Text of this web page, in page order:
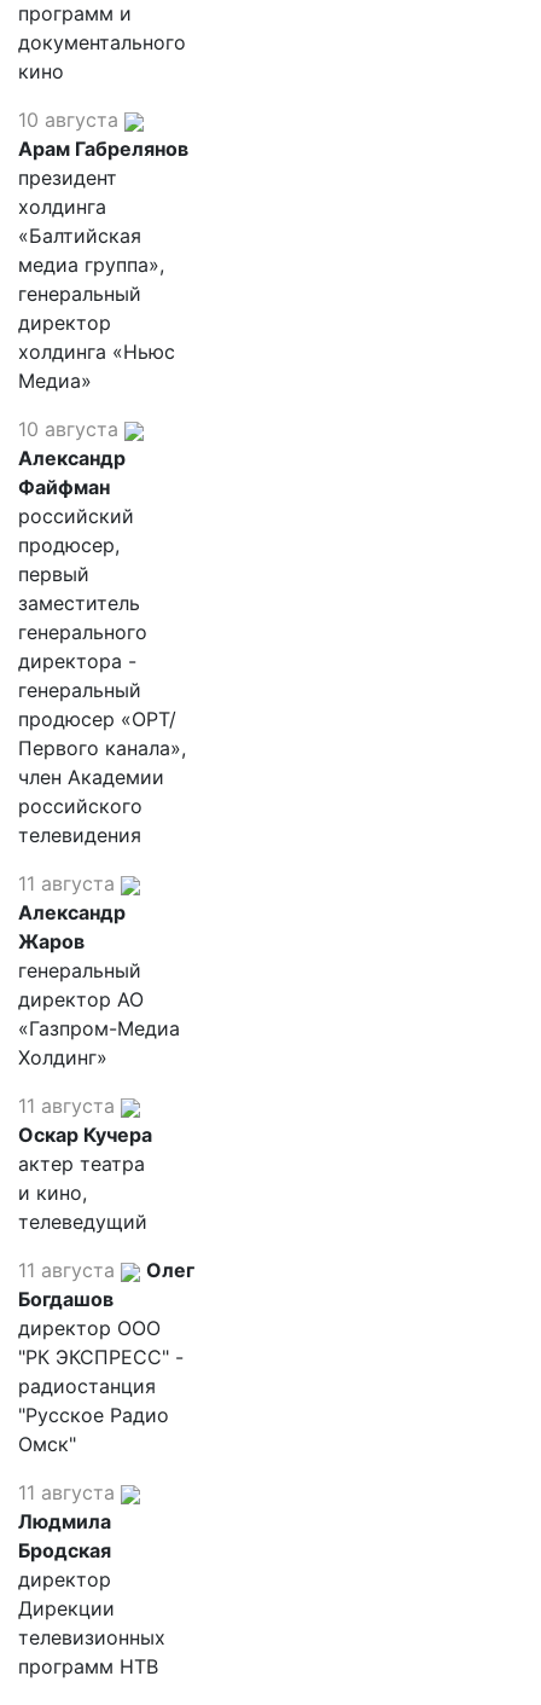
программ и
документального
кино
10 августа
Арам Габрелянов
президент
холдинга
«Балтийская
медиа группа»,
генеральный
директор
холдинга «Ньюс
Медиа»
10 августа
Александр
Файфман
российский
продюсер,
первый
заместитель
генерального
директора -
генеральный
продюсер «ОРТ/
Первого канала»,
член Академии
российского
телевидения
11 августа
Александр
Жаров
генеральный
директор АО
«Газпром-Медиа
Холдинг»
11 августа
Оскар Кучера
актер театра
и кино,
телеведущий
11 августа
Олег
Богдашов
директор ООО
"РК ЭКСПРЕСС" -
радиостанция
"Русское Радио
Омск"
11 августа
Людмила
Бродская
директор
Дирекции
телевизионных
программ НТВ